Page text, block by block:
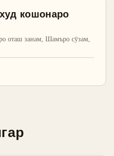
кошонаро
оташ занам, Шамъро сӯзам,